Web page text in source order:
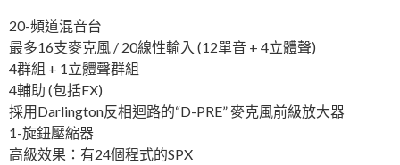
20-頻道混音台
最多16支麥克風 / 20線性輸入 (12單音 + 4立體聲)
4群組 + 1立體聲群組
4輔助 (包括FX)
採用Darlington反相迴路的“D-PRE” 麥克風前級放大器
1-旋鈕壓縮器
高級效果：有24個程式的SPX